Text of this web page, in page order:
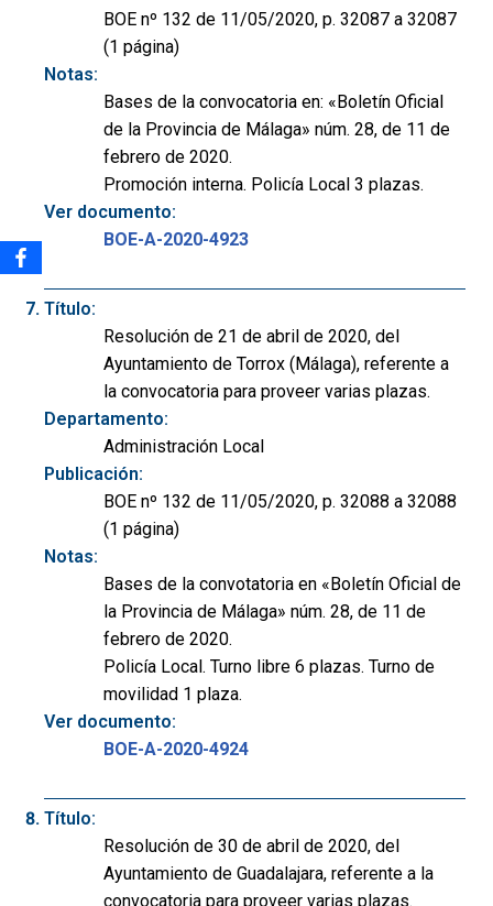
BOE nº 132 de 11/05/2020, p. 32087 a 32087
(1 página)
Notas:
Bases de la convocatoria en: «Boletín Oficial
de la Provincia de Málaga» núm. 28, de 11 de
febrero de 2020.
Promoción interna. Policía Local 3 plazas.
Ver documento:
BOE-A-2020-4923
Título:
Resolución de 21 de abril de 2020, del
Ayuntamiento de Torrox (Málaga), referente a
la convocatoria para proveer varias plazas.
Departamento:
Administración Local
Publicación:
BOE nº 132 de 11/05/2020, p. 32088 a 32088
(1 página)
Notas:
Bases de la convotatoria en «Boletín Oficial de
la Provincia de Málaga» núm. 28, de 11 de
febrero de 2020.
Policía Local. Turno libre 6 plazas. Turno de
movilidad 1 plaza.
Ver documento:
BOE-A-2020-4924
Título:
Resolución de 30 de abril de 2020, del
Ayuntamiento de Guadalajara, referente a la
convocatoria para proveer varias plazas.